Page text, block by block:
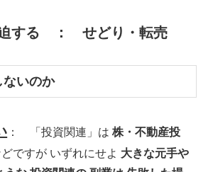
する ： せどり・転売
ないのか
： 「投資関連」は株・不動産投
ですが いずれにせよ 大きな元手や